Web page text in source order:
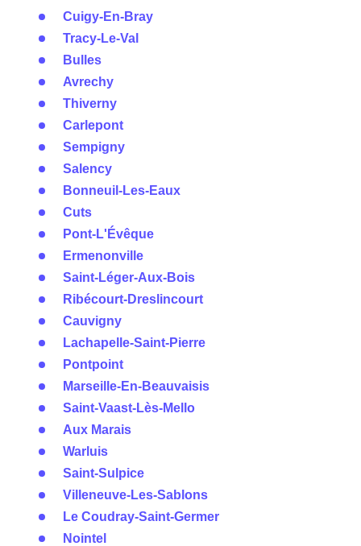
Cuigy-En-Bray
Tracy-Le-Val
Bulles
Avrechy
Thiverny
Carlepont
Sempigny
Salency
Bonneuil-Les-Eaux
Cuts
Pont-L'Évêque
Ermenonville
Saint-Léger-Aux-Bois
Ribécourt-Dreslincourt
Cauvigny
Lachapelle-Saint-Pierre
Pontpoint
Marseille-En-Beauvaisis
Saint-Vaast-Lès-Mello
Aux Marais
Warluis
Saint-Sulpice
Villeneuve-Les-Sablons
Le Coudray-Saint-Germer
Nointel